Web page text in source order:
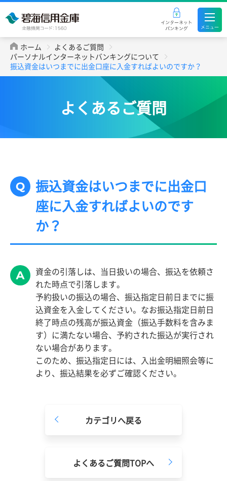
ホーム
よくあるご質問
パーソナルインターネットバンキングについて
振込資金はいつまでに出金口座に入金すればよいのですか？
よくあるご質問
振込資金はいつまでに出金口
座に入金すればよいのです
か？
資金の引落しは、当日扱いの場合、振込を依頼さ
れた時点で引落します。
予約扱いの振込の場合、振込指定日前日までに振
込資金を入金してください。なお振込指定日前日
終了時点の残高が振込資金（振込手数料を含みま
す）に満たない場合、予約された振込が実行され
ない場合があります。
このため、振込指定日には、入出金明細照会等に
より、振込結果を必ずご確認ください。
カテゴリへ戻る
よくあるご質問TOPへ